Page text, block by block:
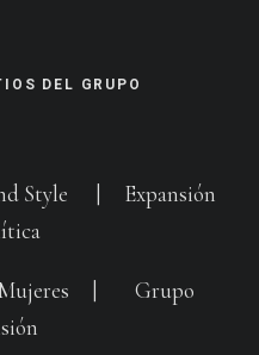
DEL GRUPO
Style
Expansión
Grupo